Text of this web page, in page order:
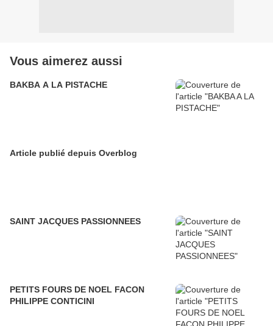
Vous aimerez aussi
BAKBA A LA PISTACHE
Article publié depuis Overblog
SAINT JACQUES PASSIONNEES
PETITS FOURS DE NOEL FACON
PHILIPPE CONTICINI